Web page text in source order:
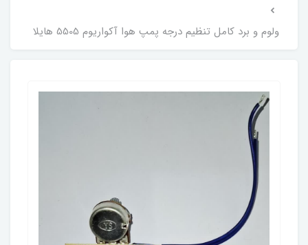
ولوم و برد کامل تنظیم درجه پمپ هوا آکواریوم 5505 هایلا